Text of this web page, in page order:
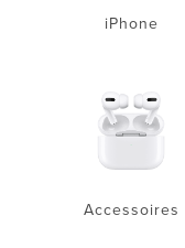
iPhone
Accessoires